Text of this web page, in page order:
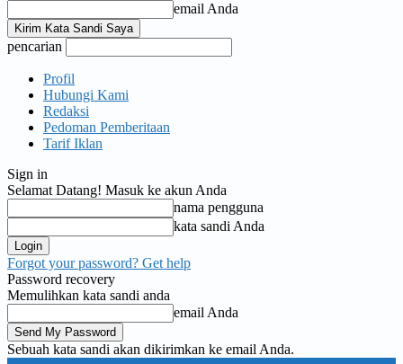
email Anda
pencarian
Profil
Hubungi Kami
Redaksi
Pedoman Pemberitaan
Tarif Iklan
Sign in
Selamat Datang! Masuk ke akun Anda
nama pengguna
kata sandi Anda
Forgot your password? Get help
Password recovery
Memulihkan kata sandi anda
email Anda
Sebuah kata sandi akan dikirimkan ke email Anda.